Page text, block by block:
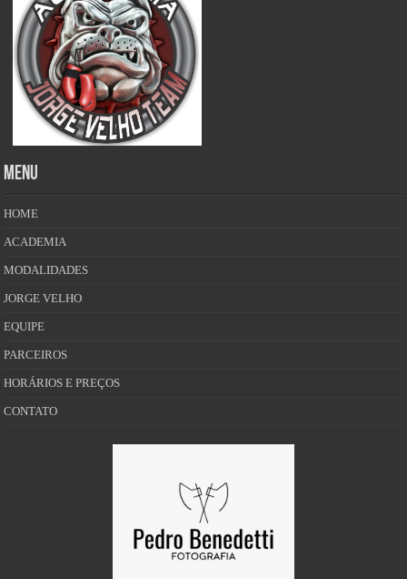
MENU
HOME
ACADEMIA
MODALIDADES
JORGE VELHO
EQUIPE
PARCEIROS
HORÁRIOS E PREÇOS
CONTATO